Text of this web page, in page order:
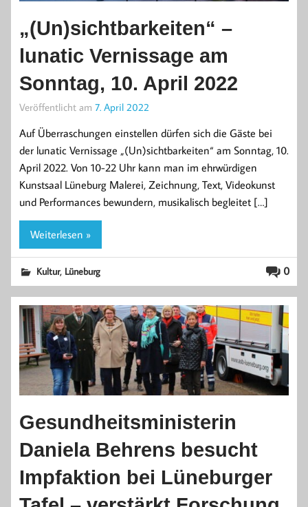
„(Un)sichtbarkeiten“ –
lunatic Vernissage am
Sonntag, 10. April 2022
Veröffentlicht am 7. April 2022
Auf Überraschungen einstellen dürfen sich die Gäste bei
der lunatic Vernissage „(Un)sichtbarkeiten“ am Sonntag, 10.
April 2022. Von 10-22 Uhr kann man im ehrwürdigen
Kunstsaal Lüneburg Malerei, Zeichnung, Text, Videokunst
und Performances bewundern, musikalisch begleitet […]
Weiterlesen »
0
Kultur, Lüneburg
Gesundheitsministerin
Daniela Behrens besucht
Impfaktion bei Lüneburger